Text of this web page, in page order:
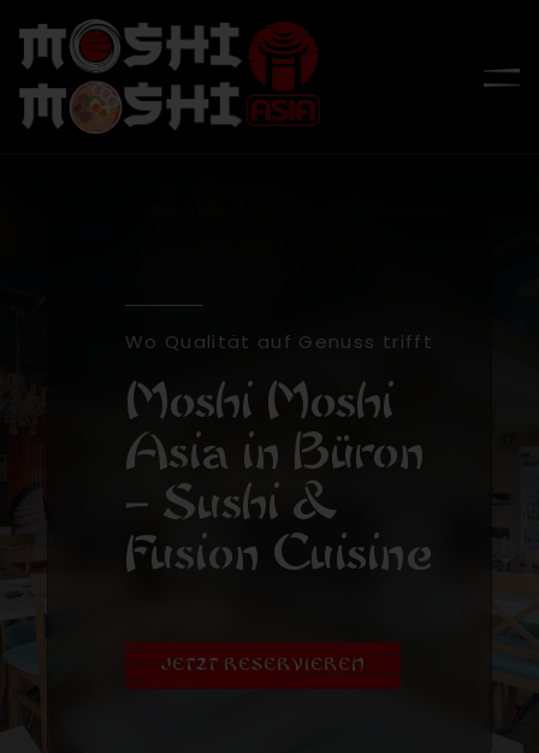
Zum
Inhalt
springen
WooCommerce Warenkorb
Reservieren
Wo Qualität auf Genuss trifft
Moshi Moshi
Asia in Büron
– Sushi &
Fusion Cuisine
JETZT RESERVIEREN